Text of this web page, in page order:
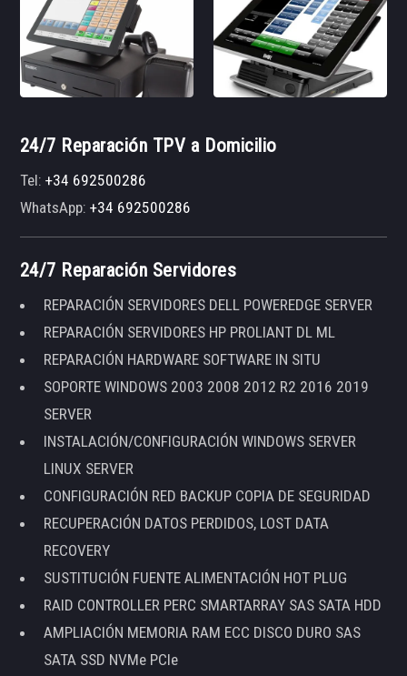
24/7 Reparación TPV a Domicilio
Tel:+34 692500286
WhatsApp:+34 692500286
24/7 Reparación Servidores
REPARACIÓN SERVIDORES DELL POWEREDGE SERVER
REPARACIÓN SERVIDORES HP PROLIANT DL ML
REPARACIÓN HARDWARE SOFTWARE IN SITU
SOPORTE WINDOWS 2003 2008 2012 R2 2016 2019
SERVER
INSTALACIÓN/CONFIGURACIÓN WINDOWS SERVER
LINUX SERVER
CONFIGURACIÓN RED BACKUP COPIA DE SEGURIDAD
RECUPERACIÓN DATOS PERDIDOS, LOST DATA
RECOVERY
SUSTITUCIÓN FUENTE ALIMENTACIÓN HOT PLUG
RAID CONTROLLER PERC SMARTARRAY SAS SATA HDD
AMPLIACIÓN MEMORIA RAM ECC DISCO DURO SAS
SATA SSD NVMe PCIe